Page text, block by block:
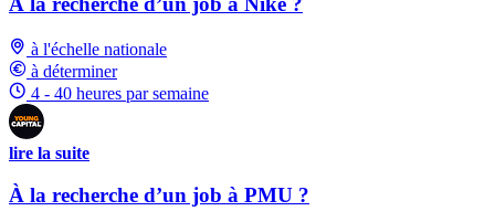
à l'échelle nationale
à déterminer
4 - 40 heures par semaine
lire la suite
À la recherche d’un job à PMU ?